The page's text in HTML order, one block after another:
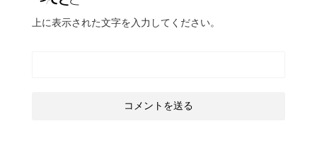
上に表示された文字を入力してください。